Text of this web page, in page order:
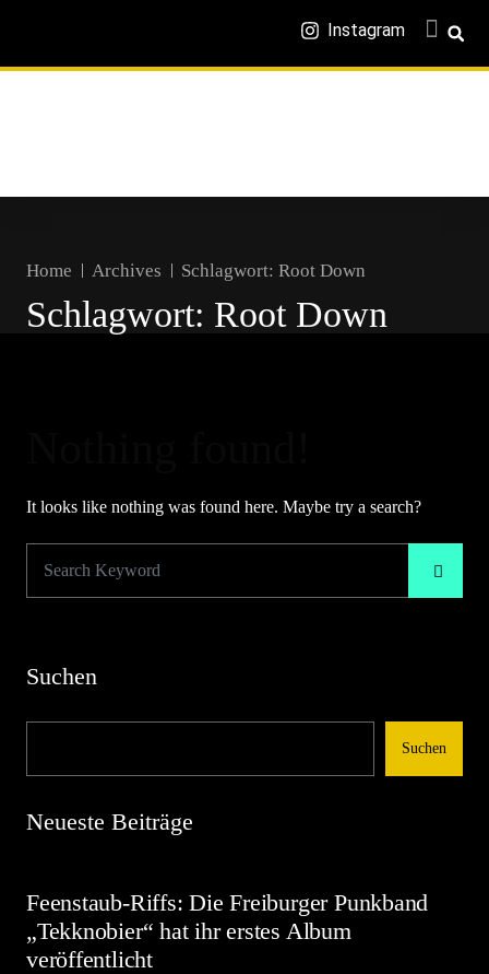
Instagram
Home Archives Schlagwort: Root Down
Schlagwort: Root Down
It looks like nothing was found here. Maybe try a search?
Suchen
Suchen
Neueste Beiträge
Feenstaub-Riffs: Die Freiburger Punkband
„Tekknobier“ hat ihr erstes Album
veröffentlicht